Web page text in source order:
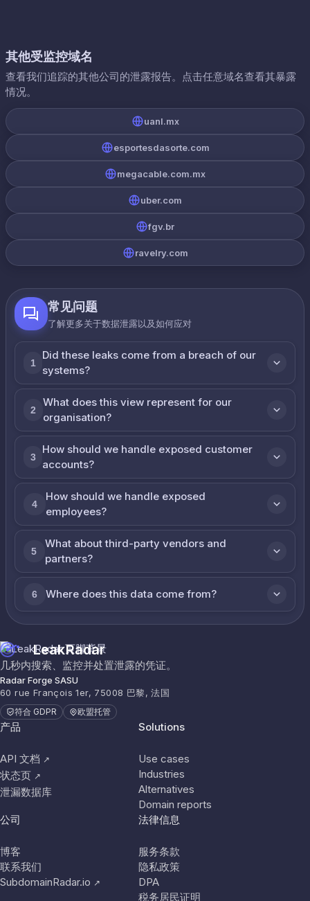
其他受监控域名
查看我们追踪的其他公司的泄露报告。点击任意域名查看其暴露
情况。
uanl.mx
esportesdasorte.com
megacable.com.mx
uber.com
fgv.br
ravelry.com
常见问题
了解更多关于数据泄露以及如何应对
1
Did these leaks come from a breach of our
systems?
2
What does this view represent for our
organisation?
3
How should we handle exposed customer
accounts?
4
How should we handle exposed
employees?
5
What about third-party vendors and
partners?
6 Where does this data come from?
LeakRadar
几秒内搜索、监控并处置泄露的凭证。
Radar Forge SASU
60 rue François 1er, 75008 巴黎, 法国
符合 GDPR 欧盟托管
产品
API 文档 ↗
状态页 ↗
泄漏数据库
Solutions
Use cases
Industries
Alternatives
Domain reports
公司
博客
联系我们
SubdomainRadar.io ↗
法律信息
服务条款
隐私政策
DPA
税务居民证明